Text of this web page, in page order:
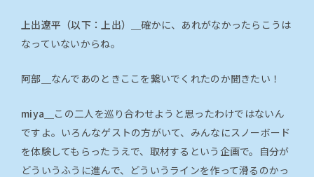
上出遼平（以下：上出）＿確かに、あれがなかったらこうは
なっていないからね。
阿部＿ なんであのときここを繋いでくれたのか聞きたい！
miya＿ この二人を巡り合わせようと思ったわけではないん
ですよ。いろんなゲストの方がいて、みんなにスノーボード
を体験してもらったうえで、取材するという企画で。自分が
どういうふうに進んで、どういうラインを作って滑るのかっ